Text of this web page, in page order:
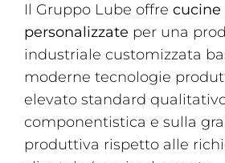
Il Gruppo Lube offre cucine
personalizzate per una
industriale customizzata
moderne tecnologie
elevato standard
componentistica e sulla
produttiva rispetto alle